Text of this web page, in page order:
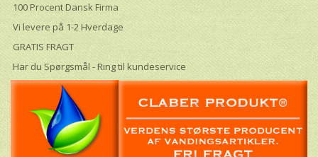
100 Procent Dansk Firma
Vi levere på 1-2 Hverdage
GRATIS FRAGT
Har du Spørgsmål - Ring til kundeservice